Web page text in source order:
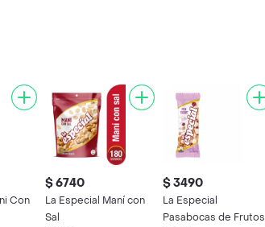
Con
$ 6740
La Especial Maní con
Sal
$ 3490
La Especial
Pasabocas de Frutos